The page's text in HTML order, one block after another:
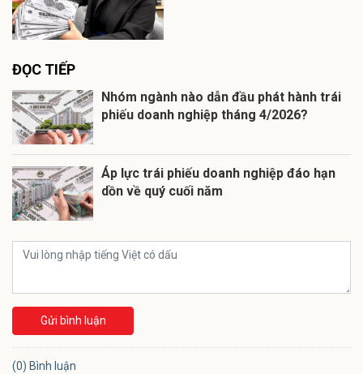
ĐỌC TIẾP
Nhóm ngành nào dẫn đầu phát hành trái
phiếu doanh nghiệp tháng 4/2026?
Áp lực trái phiếu doanh nghiệp đáo hạn
dồn về quý cuối năm
Gửi bình luận
(0) Bình luận